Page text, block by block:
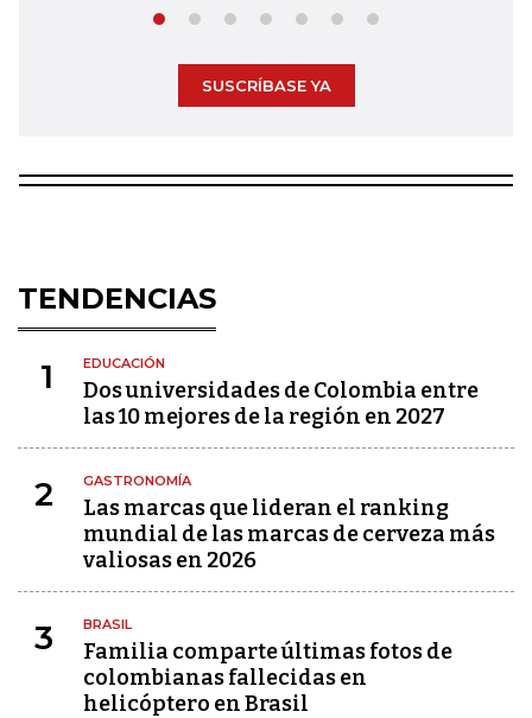
SUSCRÍBASE YA
TENDENCIAS
1 EDUCACIÓN
Dos universidades de Colombia entre
las 10 mejores de la región en 2027
2 GASTRONOMÍA
Las marcas que lideran el ranking
mundial de las marcas de cerveza más
valiosas en 2026
3 BRASIL
Familia comparte últimas fotos de
colombianas fallecidas en
helicóptero en Brasil